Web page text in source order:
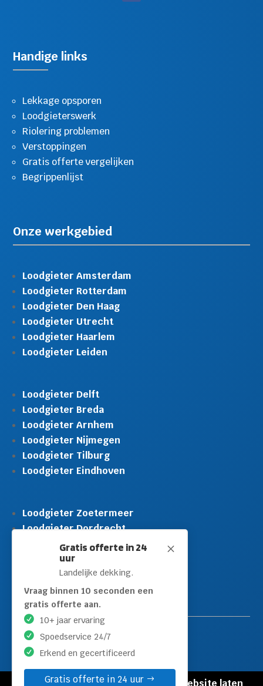
M
Gratis offerte in 24
uur
Landelijke dekking.
Vraag binnen 10 seconden een
gratis offerte aan.
10+ jaar ervaring
Spoedservice 24/7
Erkend en gecertificeerd
Gratis offerte in 24 uur
Handige links
Lekkage opsporen
Loodgieterswerk
Riolering problemen
Verstoppingen
Gratis offerte vergelijken
Begrippenlijst
Onze werkgebied
Loodgieter Amsterdam
Loodgieter Rotterdam
Loodgieter Den Haag
Loodgieter Utrecht
Loodgieter Haarlem
Loodgieter Leiden
Loodgieter Delft
Loodgieter Breda
Loodgieter Arnhem
Loodgieter Nijmegen
Loodgieter Tilburg
Loodgieter Eindhoven
Loodgieter Zoetermeer
Loodgieter Dordrecht
Loodgieter Rijswijk
Loodgieter Schiedam
Loodgieter Leidschendam
Loodgieter Hilversum
© Copyright Loodgieters Kwartier | Website laten